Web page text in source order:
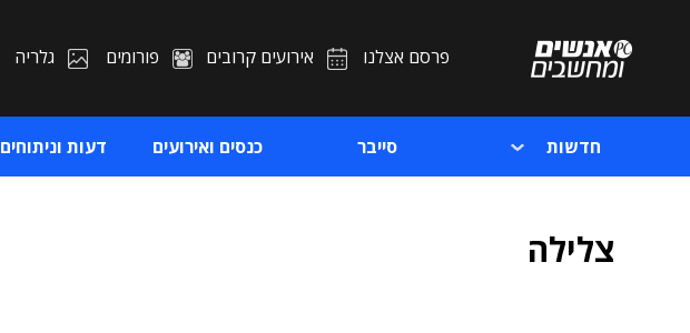
פרסם אצלנו אירועים קרובים פורומים גלריה
חדשות סייבר כנסים ואירועים דעות וניתוחים
צלילה